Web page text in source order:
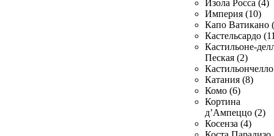
Изола Росса (4)
Империя (10)
Капо Ватикано
Кастельсардо
Кастильоне-
Пеская (2)
Катания (8)
Комо (6)
Кортина
д’Ампеццо (2)
Косенза (4)